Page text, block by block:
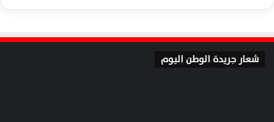
شعار جريدة الوطن اليوم